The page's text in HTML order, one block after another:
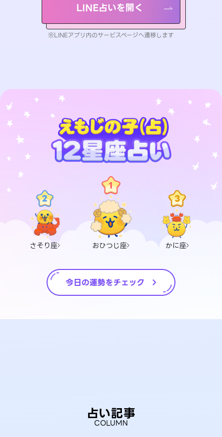
LINE占いを開く
※LINEアプリ内のサービスページへ遷移します
さそり座 おひつじ座 かに座
占い記事
COLUMN